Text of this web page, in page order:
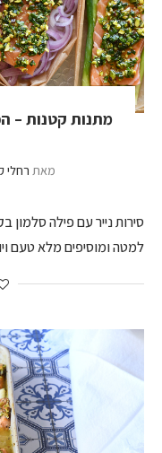
מתנות קטנות –
מאת רחלי
סירות נייר עם פילה סלמון
למטה ומוסיפים מלא טעם